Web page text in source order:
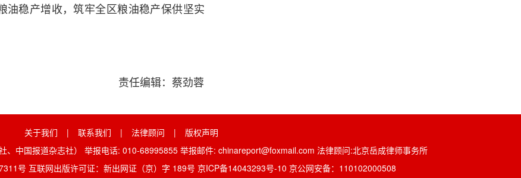
油稳产增收，筑牢全区粮油稳产保供坚实
责任编辑：蔡劲蓉
关于我们 | 联系我们 | 法律顾问 |
版权声明
、中国报道杂志社） 举报电话: 010-68995855 举报邮件: chinareport@foxmail.com 法律顾问:北京岳成律师事务所
号 互联网出版许可证：新出网证（京）字 189号 京ICP备14043293号-10 京公网安备：110102000508